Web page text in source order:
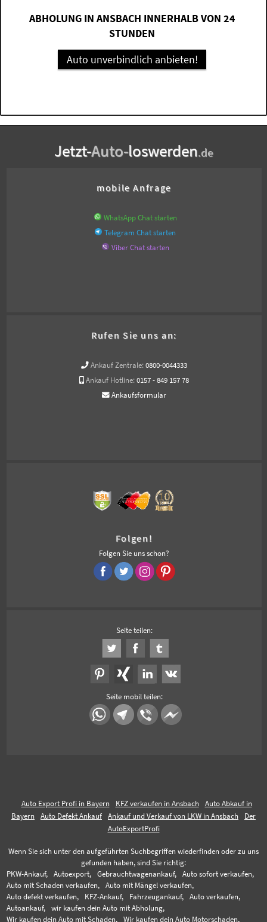
ABHOLUNG IN ANSBACH INNERHALB VON 24
STUNDEN
Auto unverbindlich anbieten!
Jetzt-Auto-loswerden.de
mobile Anfrage
WhatsApp Chat starten
Telegram Chat starten
Viber Chat starten
Rufen Sie uns an:
Ankauf Zentrale: 0800-0044333
Ankauf Hotline: 0157 - 849 157 78
Ankaufsformular
Folgen!
Folgen Sie uns schon?
Seite teilen:
Seite mobil teilen:
Auto Export Profi in Bayern KFZ verkaufen in Ansbach
Auto Abkauf in
Bayern
Auto Defekt Ankauf Ankauf und Verkauf von LKW in Ansbach
Der
AutoExportProfi
Wenn Sie sich unter den aufgeführten Suchbegriffen wiederfinden oder zu uns
gefunden haben, sind Sie richtig:
PKW-Ankauf,
Autoexport, Gebrauchtwagenankauf,
Auto sofort verkaufen,
Auto mit Schaden verkaufen,
Auto mit Mängel verkaufen,
Auto defekt verkaufen,
KFZ-Ankauf, Fahrzeugankauf,
Auto verkaufen,
Autoankauf,
wir kaufen dein Auto mit Abholung,
Wir kaufen dein Auto mit Schaden,
Wir kaufen dein Auto Motorschaden,